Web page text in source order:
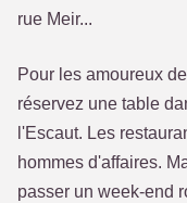
rue Meir...
Pour les amoureux
réservez une table
l'Escaut. Les
hommes d'affaires.
passer un week-end